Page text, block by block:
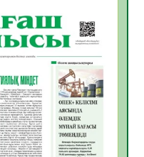
иммундау
34
32